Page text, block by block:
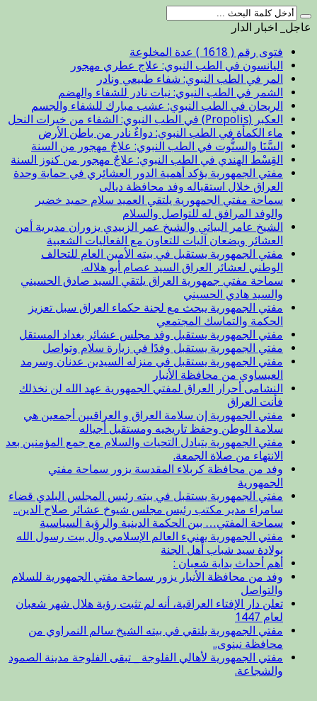
عاجل_ اخبار الدار
فتوى رقم ( 1618 ) عدة المخلوعة
اليانسون في الطب النبوي: علاج عطري مهجور
المر في الطب النبوي: شفاء طبيعي ونادر
الشمر في الطب النبوي: نبات نادر للشفاء والهضم
الريحان في الطب النبوي: عشب مبارك للشفاء والجسم
العكبر (Propolis) في الطب النبوي: الشفاء من خيرات النحل
ماء الكمأة في الطب النبوي: دواءٌ نادر من باطن الأرض
السَّنَا والسنُّوت في الطب النبوي: علاجٌ مهجور من السنة
القِسْط الهندي في الطب النبوي: علاجٌ مهجور من كنوز السنة
مفتي الجمهورية يؤكد أهمية الدور العشائري في حماية وحدة
العراق خلال استقباله وفد محافظة ديالى
سماحة مفتي الجمهورية يلتقي العميد سلام حميد خضير
والوفد المرافق له للتواصل والسلام
الشيخ عامر البياتي والشيخ عمر الزبيدي يزوران مديرية أمن
العشائر ويضعان آليات للتعاون مع الفعاليات الشعبية
مفتي الجمهورية يستقبل في بيته الأمين العام للتحالف
الوطني لعشائر العراق السيد عصام أبو هلاله.
سماحة مفتي جمهورية العراق يلتقي السيد صادق الحسيني
والسيد هادي الحسيني
مفتي الجمهورية يبحث مع لجنة حكماء العراق سبل تعزيز
الحكمة والتماسك المجتمعي
مفتي الجمهورية يستقبل وفد مجلس عشائر بغداد المستقل
مفتي الجمهورية يستقبل وفدًا في زيارة سلام وتواصل
مفتي الجمهورية يستقبل في منزله السيدين عدنان وسرمد
العيساوي من محافظة الأنبار
النشامى أحرار العراق لمفتي الجمهورية عهد الله لن نخذلك
فأنت العراق
مفتي الجمهورية إن سلامة العراق و العراقيين أجمعين هي
سلامة الوطن وحفظ تاريخيه ومستقبل أجياله
مفتي الجمهورية يتبادل التحيات والسلام مع جمع المؤمنين بعد
الانتهاء من صلاة الجمعة.
وفد من محافظة كربلاء المقدسة يزور سماحة مفتي
الجمهورية
مفتي الجمهورية يستقبل في بيته رئيس المجلس البلدي قضاء
سامراء مدير مكتب رئيس مجلس شيوخ عشائر صلاح الدين..
سماحة المفتي… بين الحكمة الدينية والرؤية السياسية
مفتي الجمهورية يهنيء العالم الإسلامي وآل بيت رسول الله
بولادة سيد شباب أهل الجنة
أهم أحداث بداية شعبان :
وفد من محافظة الأنبار يزور سماحة مفتي الجمهورية للسلام
والتواصل
تعلن دار الإفتاء العراقية، أنه لم تثبت رؤية هلال شهر شعبان
لعام 1447
مفتي الجمهورية يلتقي في بيته الشيخ سالم النمراوي من
محافظة نينوى..
مفتي الجمهورية لأهالي الفلوجة _ تبقى الفلوجة مدينة الصمود
والشجاعة.